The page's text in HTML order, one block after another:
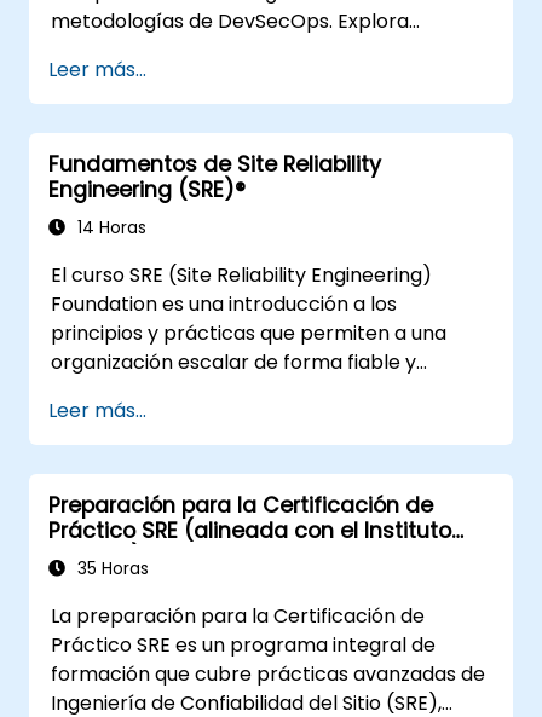
metodologías de DevSecOps. Explora
de la combinación adecuada de personas,
construcción de procesos para acelerar el
valor y comparación de opciones
tecnológicas disponibles hoy en día. Está
tailored (diseñado específicamente) para
organizaciones que recientemente han
sus habilidades y conciencia en DevSecOps.
Leer más...
Fundamentos de Site Reliability
Engineering (SRE)®
14 Horas
El curso SRE (Site Reliability Engineering)
Foundation es una introducción a los
principios y prácticas que permiten a una
organización escalar de forma fiable y
una dimensión de fiabilidad del sitio requiere
un reacondicionamiento organizativo, un
nuevo enfoque en la ingeniería y la
automatización, y la adopción de una serie de
nuevos paradigmas de trabajo.
Leer más...
Preparación para la Certificación de
Práctico SRE (alineada con el Instituto
DevOps)
35 Horas
La preparación para la Certificación de
Práctico SRE es un programa integral de
formación que cubre prácticas avanzadas de
Ingeniería de Confiabilidad del Sitio (SRE),